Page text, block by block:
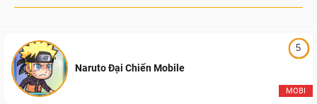
5
MOBI
Naruto Đại Chiến Mobile